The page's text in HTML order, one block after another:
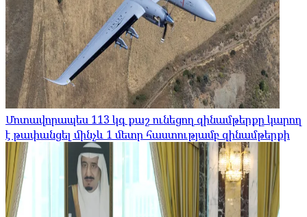
Մոտավորապես 113 կգ քաշ ունեցող զինամթերքը կարող
է թափանցել մինչև 1 մետր հաստությամբ զինամթերքի